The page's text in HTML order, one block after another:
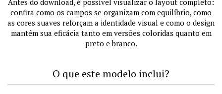
confira como os campos se organizam com equilíbrio, como
as cores suaves reforçam a identidade visual e como o design
mantém sua eficácia tanto em versões coloridas quanto em
preto e branco.
O que este modelo inclui?